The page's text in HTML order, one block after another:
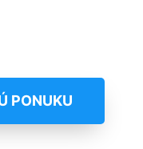
PONUKU